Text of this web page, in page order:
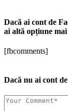
Dacă ai cont de
ai altă opțiune
[fbcomments]
Dacă nu ai cont